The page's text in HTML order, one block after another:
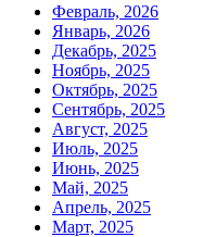
Февраль, 2026
Январь, 2026
Декабрь, 2025
Ноябрь, 2025
Октябрь, 2025
Сентябрь, 2025
Август, 2025
Июль, 2025
Июнь, 2025
Май, 2025
Апрель, 2025
Март, 2025